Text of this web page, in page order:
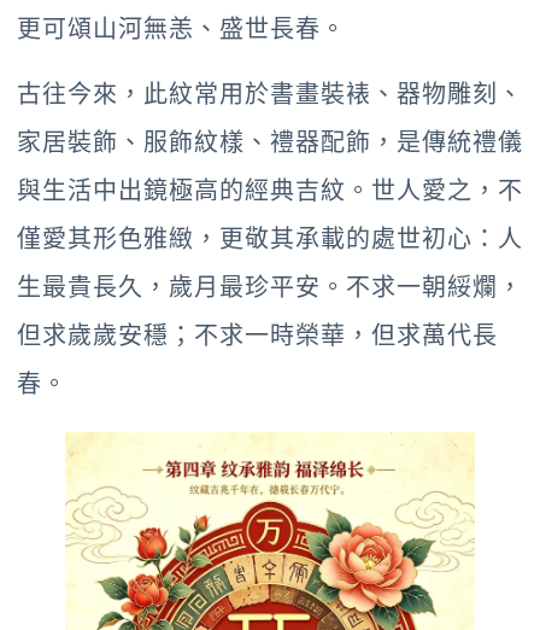
更可頌山河無恙、盛世長春。
古往今來，此紋常用於書畫裝裱、器物雕刻、
家居裝飾、服飾紋樣、禮器配飾，是傳統禮儀
與生活中出鏡極高的經典吉紋。世人愛之，不
僅愛其形色雅緻，更敬其承載的處世初心：人
生最貴長久，歲月最珍平安。不求一朝綏爛，
但求歲歲安穩；不求一時榮華，但求萬代長
春。